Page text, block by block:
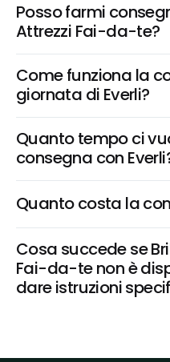
Posso farmi
Attrezzi Fai-da-te?
Come funziona la
giornata di Everli?
Quanto tempo ci
consegna con
Quanto costa la
Cosa succede se
Fai-da-te non è
dare istruzioni